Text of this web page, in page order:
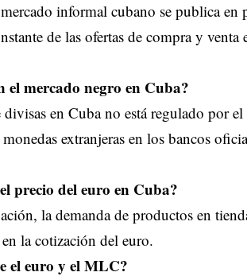
informal cubano se publica
de las ofertas de compra y venta
el mercado negro en Cuba?
en Cuba no está regulado por
extranjeras en los bancos
precio del euro en Cuba?
la demanda de productos en
la cotización del euro.
el euro y el MLC?